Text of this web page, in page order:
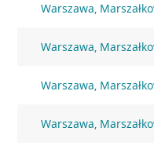
Warszawa,
Warszawa,
Warszawa,
Warszawa,